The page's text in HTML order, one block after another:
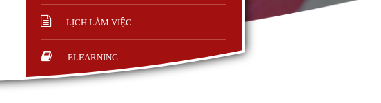
LỊCH LÀM VIỆC
ELEARNING